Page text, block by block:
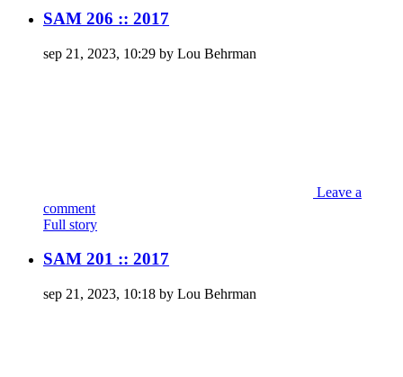
SAM 206 :: 2017
sep 21, 2023, 10:29 by Lou Behrman
Leave a
comment
Full story
SAM 201 :: 2017
sep 21, 2023, 10:18 by Lou Behrman